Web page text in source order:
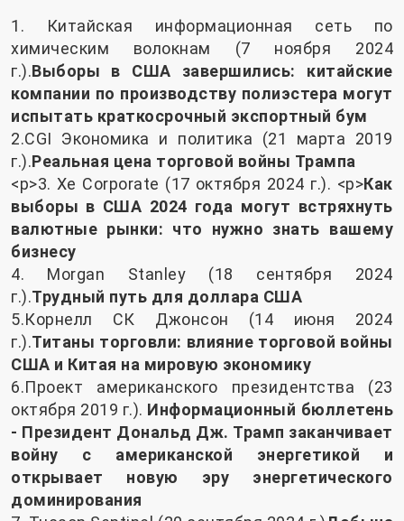
1. Китайская информационная сеть по
химическим волокнам (7 ноября 2024
г.).Выборы в США завершились: китайские
компании по производству полиэстера могут
испытать краткосрочный экспортный бум
2.CGI Экономика и политика (21 марта 2019
г.).Реальная цена торговой войны Трампа
<р>3. Xe Corporate (17 октября 2024 г.). <р>Как
выборы в США 2024 года могут встряхнуть
валютные рынки: что нужно знать вашему
бизнесу
4. Morgan Stanley (18 сентября 2024
г.).Трудный путь для доллара США
5.Корнелл СК Джонсон (14 июня 2024
г.).Титаны торговли: влияние торговой войны
США и Китая на мировую экономику
6.Проект американского президентства (23
октября 2019 г.). Информационный бюллетень
- Президент Дональд Дж. Трамп заканчивает
войну с американской энергетикой и
открывает новую эру энергетического
доминирования